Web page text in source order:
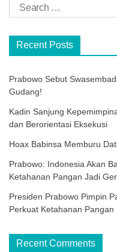
Recent Posts
Prabowo Sebut
Gudang!
Kadin Sanjung
dan Berorientasi Eksekusi
Hoax Babinsa Memburu
Prabowo: Indonesia Akan
Ketahanan Pangan Jadi
Presiden Prabowo Pimpin
Perkuat Ketahanan Pangan
Recent Comments